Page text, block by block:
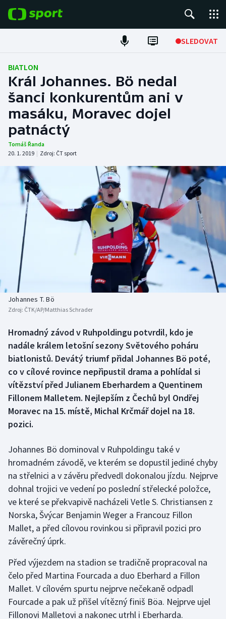
SLEDOVAT
Fotbal
Hokej
Tenis
Atletika
DALŠÍ SPORTY
Americký fotbal
Baseball a softbal
Basketbal
Biatlon
Boby a skeleton
Box
Curling
Dostihy
Florbal
Futsal
Golf
Gymnastika
Házená
Jezdectví
Krasobruslení
Lezení
NEPŘEHLÉDNĚTE
Soutěže
Historické návraty
Aplikace ČT sport
AZ kvíz
BIATLON
Král Johannes. Bö nedal
šanci konkurentům ani v
masáku, Moravec dojel
patnáctý
Tomáš Řanda
20. 1. 2019 | Zdroj: ČT sport
Johannes T. Bö
Zdroj: ČTK/AP/Matthias Schrader
Hromadný závod v Ruhpoldingu potvrdil, kdo je
nadále králem letošní sezony Světového poháru
biatlonistů. Devátý triumf přidal Johannes Bö poté,
co v cílové rovince nepřipustil drama a pohlídal si
vítězství před Julianem Eberhardem a Quentinem
Fillonem Malletem. Nejlepším z Čechů byl Ondřej
Moravec na 15. místě, Michal Krčmář dojel na 18.
pozici.
Johannes Bö dominoval v Ruhpoldingu také v
hromadném závodě, ve kterém se dopustil jediné chyby
na střelnici a v závěru předvedl dokonalou jízdu. Nejprve
dohnal trojici ve vedení po poslední střelecké položce,
ve které se překvapivě nacházeli Vetle S. Christiansen z
Norska, Švýcar Benjamin Weger a Francouz Fillon
Mallet, a před cílovou rovinkou si připravil pozici pro
závěrečný úprk.
Před výjezdem na stadion se tradičně propracoval na
čelo před Martina Fourcada a duo Eberhard a Fillon
Mallet. V cílovém spurtu nejprve nečekaně odpadl
Fourcade a pak už přišel vítězný finiš Böa. Nejprve ujel
Fillonovi Malletovi a nakonec utrhl i Eberharda.